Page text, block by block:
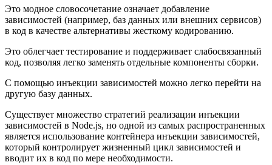
Это модное словосочетание означает добавление
зависимостей (например, баз данных или внешних сервисов)
в код в качестве альтернативы жесткому кодированию.
Это облегчает тестирование и поддерживает слабосвязанный
код, позволяя легко заменять отдельные компоненты сборки.
С помощью инъекции зависимостей можно легко перейти на
другую базу данных.
Существует множество стратегий реализации инъекции
зависимостей в Node.js, но одной из самых распространенных
является использование контейнера инъекции зависимостей,
который контролирует жизненный цикл зависимостей и
вводит их в код по мере необходимости.